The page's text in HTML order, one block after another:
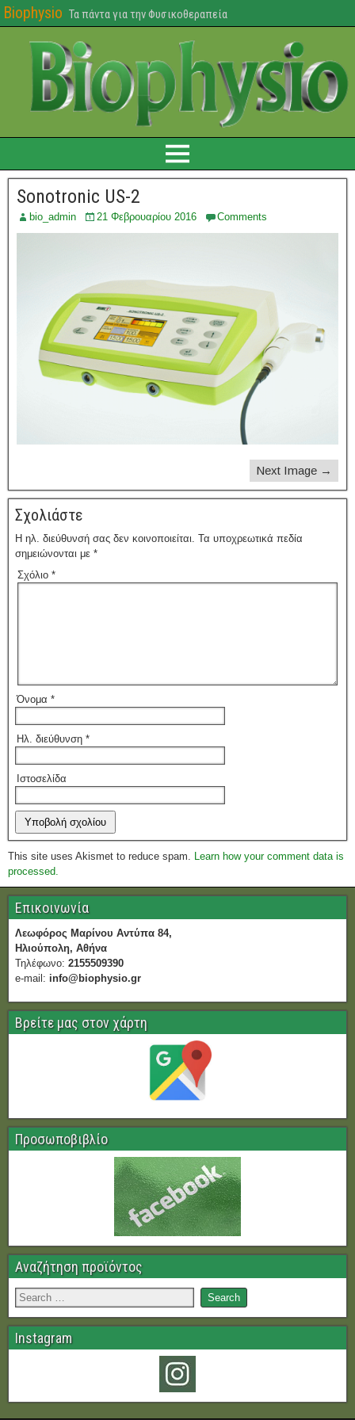
Biophysio Τα πάντα για την Φυσικοθεραπεία
Sonotronic US-2
bio_admin 21 Φεβρουαρίου 2016 Comments
Next Image →
Σχολιάστε
Η ηλ. διεύθυνσή σας δεν κοινοποιείται. Τα υποχρεωτικά πεδία
σημειώνονται με *
Σχόλιο *
Όνομα *
Ηλ. διεύθυνση *
Ιστοσελίδα
This site uses Akismet to reduce spam. Learn how your comment data is
processed.
Επικοινωνία
Λεωφόρος Μαρίνου Αντύπα 84,
Ηλιούπολη, Αθήνα
Τηλέφωνο: 2155509390
e-mail: info@biophysio.gr
Βρείτε μας στον χάρτη
Προσωποβιβλίο
Αναζήτηση προϊόντος
Instagram